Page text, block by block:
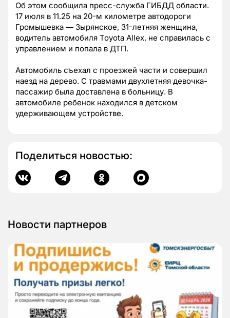
Об этом сообщила пресс-служба ГИБДД области.
17 июля в 11.25 на 20-м километре автодороги
Громышевка — Зырянское, 31-летняя женщина,
водитель автомобиля Toyota Allex, не справилась с
управлением и попала в ДТП.
Автомобиль съехал с проезжей части и совершил
наезд на дерево. С травмами двухлетняя девочка-
пассажир была доставлена в больницу. В
автомобиле ребенок находился в детском
удерживающем устройстве.
Поделиться новостью:
Новости партнеров